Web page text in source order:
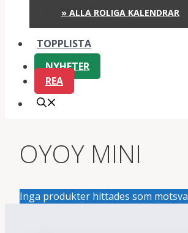
» ALLA ROLIGA KALENDRAR
TOPPLISTA
NYHETER
REA
OYOY MINI
Inga produkter hittades som